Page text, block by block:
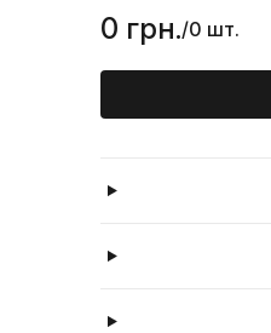
0 грн./0 шт.